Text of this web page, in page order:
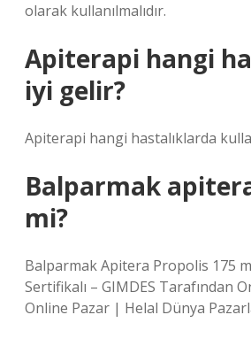
olarak kullanılmalıdır.
Apiterapi hangi
iyi gelir?
Apiterapi hangi hastalıklarda
Balparmak
mi?
Balparmak Apitera Propolis 175
Sertifikalı – GIMDES Tarafından
Online Pazar | Helal Dünya